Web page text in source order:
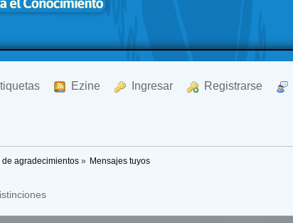
Ezine Ingresar Registrarse
de agradecimientos» Mensajes tuyos